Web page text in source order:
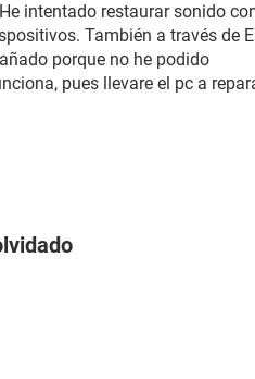
intentado restaurar sonido
También a través de
porque no he podido
pues llevare el pc a